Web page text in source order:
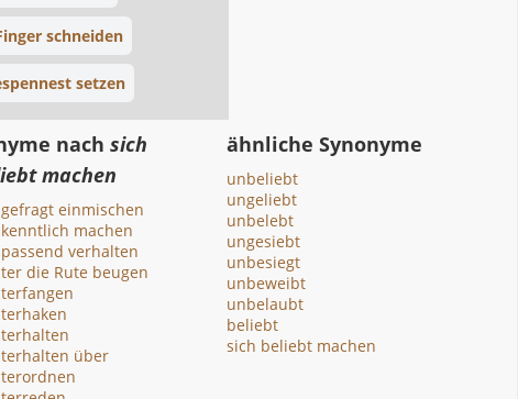
schneiden
setzen
nachsich
machen
einmischen
machen
verhalten
die Rute beugen
über
ähnliche Synonyme
unbeliebt
ungeliebt
unbelebt
ungesiebt
unbesiegt
unbeweibt
unbelaubt
beliebt
sich beliebt machen